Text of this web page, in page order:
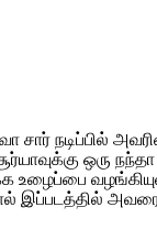
நடிப்பில்
ஒரு
உழைப்பை
இப்படத்தில்